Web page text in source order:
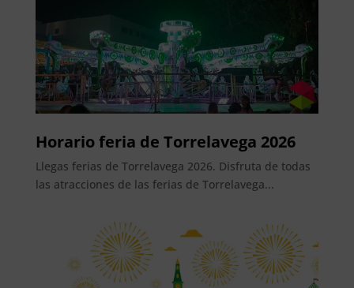
Horario feria de Torrelavega 2026
Llegas ferias de Torrelavega 2026. Disfruta de todas
las atracciones de las ferias de Torrelavega...